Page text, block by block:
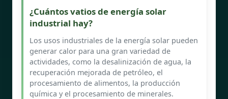
¿Cuántos vatios de energía solar
industrial hay?
Los usos industriales de la energía solar pueden
generar calor para una gran variedad de
actividades, como la desalinización de agua, la
recuperación mejorada de petróleo, el
procesamiento de alimentos, la producción
química y el procesamiento de minerales.